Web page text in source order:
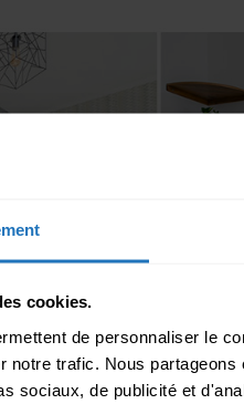
cookies.
de personnaliser le
notre trafic. Nous
sociaux, de publicité et
votre studio